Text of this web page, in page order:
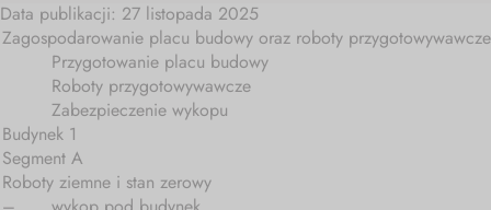
Data publikacji: 27 listopada 2025
Zagospodarowanie placu budowy oraz roboty przygotowywawcze
Przygotowanie placu budowy
Roboty przygotowywawcze
Zabezpieczenie wykopu
Budynek 1
Segment A
Roboty ziemne i stan zerowy